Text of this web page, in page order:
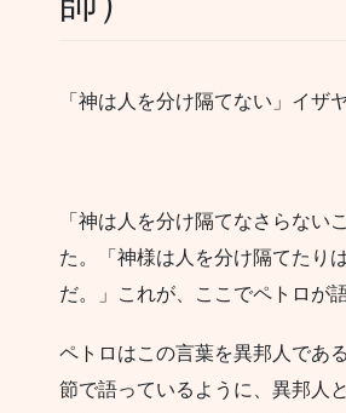
「神は人を分け隔てない」イ
「神は人を分け隔てなさらな
た。「神様は人を分け隔てたり
だ。」これが、ここでペトロが
ペトロはこの言葉を異邦人であ
節で語っているように、異邦人